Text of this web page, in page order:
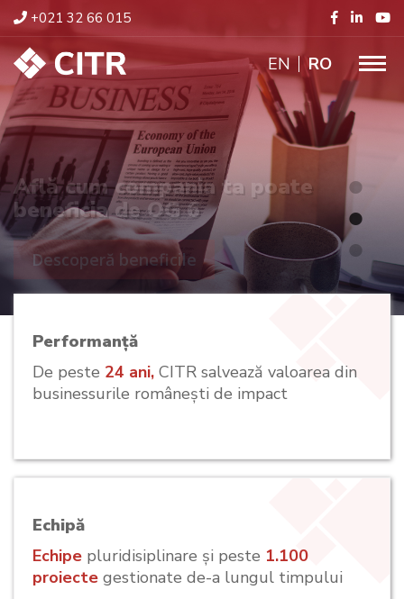
+021 32 66 015
ENGLISH
RO
Află cum compania ta poate
beneficia de OG 6
Descoperă beneficile
Performanță
De peste 24 ani, CITR salvează valoarea din
businessurile românești de impact
Echipă
Echipe pluridisiplinare și peste 1.100
proiecte gestionate de-a lungul timpului